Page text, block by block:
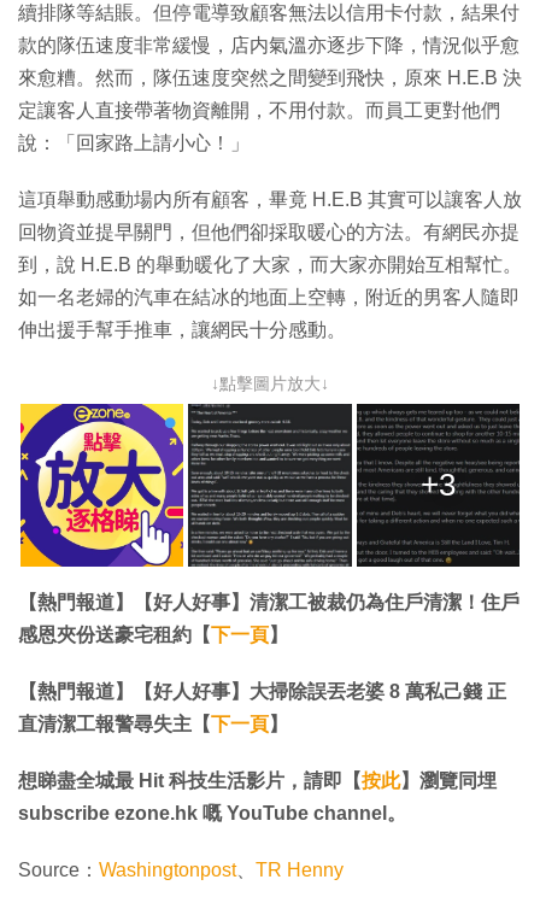
續排隊等結賬。但停電導致顧客無法以信用卡付款，結果付
款的隊伍速度非常緩慢，店内氣溫亦逐步下降，情況似乎愈
來愈糟。然而，隊伍速度突然之間變到飛快，原來 H.E.B 決
定讓客人直接帶著物資離開，不用付款。而員工更對他們
說：「回家路上請小心！」
這項舉動感動場内所有顧客，畢竟 H.E.B 其實可以讓客人放
回物資並提早關門，但他們卻採取暖心的方法。有網民亦提
到，說 H.E.B 的舉動暖化了大家，而大家亦開始互相幫忙。
如一名老婦的汽車在結冰的地面上空轉，附近的男客人隨即
伸出援手幫手推車，讓網民十分感動。
↓點擊圖片放大↓
+3
【熱門報道】【好人好事】清潔工被裁仍為住戶清潔！住戶
感恩夾份送豪宅租約【下一頁】​​​​​​​​​​​​​​
【熱門報道】​​​​​​​【好人好事】大掃除誤丟老婆 8 萬私己錢 正
直清潔工報警尋失主【下一頁】​​​​​​​​​​​​​​
想睇盡全城最 Hit 科技生活影片，請即【按此】瀏覽同埋
subscribe ezone.hk 嘅 YouTube channel。
Source： Washingtonpost、 TR Henny